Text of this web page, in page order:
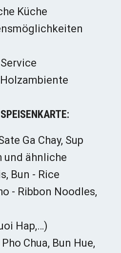
Küche
Ga Chay, Sup
und ähnliche
Bun - Rice
- Ribbon Noodles,
Hap,…)
Chua, Bun Hue,